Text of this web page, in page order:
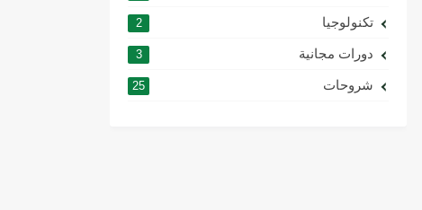
تكنولوجيا 2
دورات مجانية 3
شروحات 25